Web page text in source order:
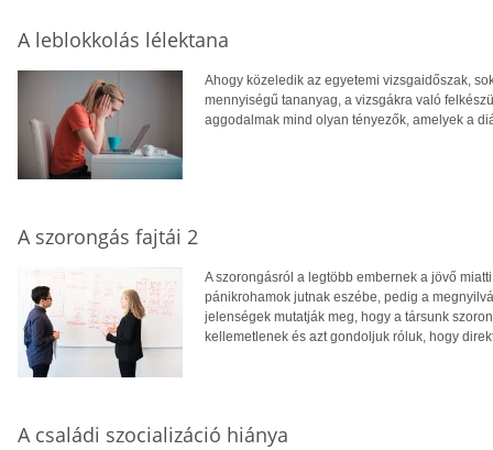
A leblokkolás lélektana
Ahogy közeledik az egyetemi vizsgaidőszak,
mennyiségű tananyag, a vizsgákra való
aggodalmak mind olyan tényezők, amelyek a
A szorongás fajtái 2
A szorongásról a legtöbb embernek a jövő
pánikrohamok jutnak eszébe, pedig a
jelenségek mutatják meg, hogy a társunk
kellemetlenek és azt gondoljuk róluk, hogy
A családi szocializáció hiánya